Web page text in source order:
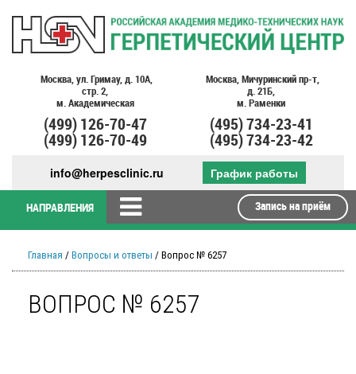
Москва, ул. Гримау, д. 10А,
стр. 2,
м. Академическая
(499)126-70-47
(499)126-70-49
Москва, Мичуринский пр-т,
д. 21Б,
м. Раменки
(495)734-23-41
(495)734-23-42
info@herpesclinic.ru График работы
НАПРАВЛЕНИЯ Запись на приём
Главная / Вопросы и ответы / Вопрос № 6257
ВОПРОС № 6257